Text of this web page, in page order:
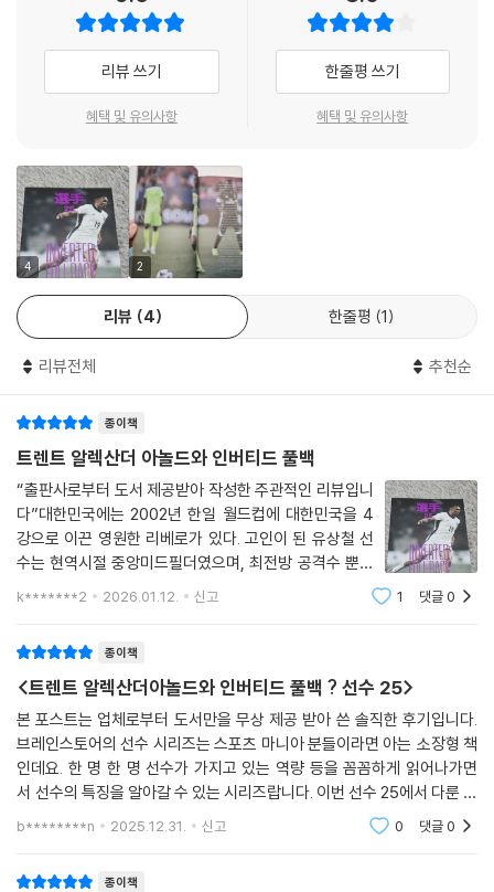
--- 「Becoming Champions 리버풀의 숙원, 프리미어 리그 챔피언 등
극」 중에서
“리버풀 라커 룸에 들어가서 주위를 둘러보면 이만큼 월드 클래스 선수들
이 많은 팀이 얼마나 또 있을까 싶습니다. 감독님과 코치진도 우승 경력이
가진 사람들에게 둘러싸여 있는 겁니다. 리버풀 정도의 전력이면 우승을
노리지 못할 이유가 없죠. 저는 늘 리버풀을 응원하며 리버풀 선수가 되어
뛰기 위해 노력했어요.
--- 「Last Flame 화려한 부활, ‘헤비메탈 축구’의 마지막 불꽃」 중에서
진, 공격 참여, 그리고 경기 전체를 조망하는 넓은 시야까지 요구되는 포지
션으로 진화했다. 『선수 25 - 트렌트 알렉산더 아놀드와 인버티드 풀백』의
주인공인 트렌트 알렉산더-아놀드는, 이러한 풀백의 모습을 가장 완벽하
게 보여준다. 리버풀 유소년 시스템에서 성장해 프리미어리그와 유럽 무대
넘어선 대표적인 ‘인버티드 풀백’으로 평가받는다.
이 책은 트렌트의 성장 과정과 전술적 변화를 통해 현대 풀백의 미래를 조
망하며, 그의 플레이가 만들어낸 패러다임 변화를 깊이 있게 다룬다. 더불
어 21세기 축구 전술의 흐름을 바꾼 최고의 풀백 10인을 함께 소개하며, 각
선수가 어떤 방식으로 포지션의 역사를 확장해 왔는지 선수의 기록과 주요
커리어를 중심으로 정리한다.
이를 통해 현대 축구에서 풀백이 수행해야 할 역할과, 뛰어난 풀백이 만들
조를 이끈 빅상트 리자라쥐, 그는 공격력과 완벽에 가까운 수비력을 동시
에 갖춘 레프트백으로서 바이에른 뮌헨의 성공 시대를 이끌고 유럽과 세계
무대까지 제패하며 누구보다도 많은 우승을 차지한 선수다. 은퇴 이후 명
예의 전당에 등록된 그는 “뮌헨에서 축구는 나의 인생 그 자체였다.”라는
말을 남기며 프로 의식을 보여주었다.
브라질이 월드컵 우승을 차지하던 해에 출생한 카푸는 어려운 환경에서도
서야 고향인 상 파울루의 유소년팀에 입단할 수 있었다. 그 후 브라질을 대
표하는 오른쪽 풀백이자 주장으로 활약하며, 36세가 되어서도 브라질 대
표팀의 주전으로 월드컵에 참가했으며, 2006-07 시즌에는 마침내 챔피
언스리그 우승까지 차지하면서 본인의 선수 경력에서 원하던 모든 것을 이
뤄냈다.
그 외에도 압도적인 파워로 유명한 호베르투 카를로스, 양쪽 풀백을 모두
기를 뒷받침한 마이콘, 바르셀로나·유벤투스에서 활약한 다니 알베스, 펩
리뷰 쓰기
혜택 및 유의사항
한줄평 쓰기
혜택 및 유의사항
4 2
리뷰 4 한줄평 1
리뷰전체 추천순
종이책
트렌트 알렉산더 아놀드와 인버티드 풀백
“출판사로부터 도서 제공받아 작성한 주관적인 리뷰입니
다”대한민국에는 2002년 한일 월드컵에 대한민국을 4
강으로 이끈 영원한 리베로가 있다. 고인이 된 유상철 선
수는 현역시절 중앙미드필더였으며, 최전방 공격수 뿐만
아니라,최후방 수비수까지 도맡아했다. 한국를 대표하던
k*******2 2026.01.12. 신고 1 댓글0
종이책
<트렌트 알렉산더아놀드와 인버티드 풀백 ? 선수 25>
본 포스트는 업체로부터 도서만을 무상 제공 받아 쓴 솔직한 후기입니다.
브레인스토어의 선수 시리즈는 스포츠 마니아 분들이라면 아는 소장형 책
인데요. 한 명 한 명 선수가 가지고 있는 역량 등을 꼼꼼하게 읽어나가면
서 선수의 특징을 알아갈 수 있는 시리즈랍니다. 이번 선수 25에서 다룬 선
수는 축구 선수 트렌트 알렉산더 아놀드랍니다. 현대 축구 전술의 중심이
b********n 2025.12.31. 신고 0 댓글0
종이책